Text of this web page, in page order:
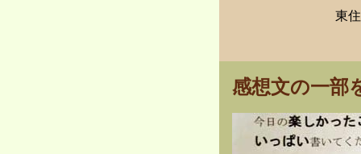
東
感想文の一部